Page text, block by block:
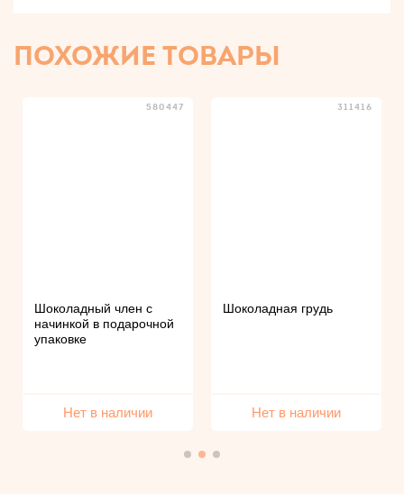
ПОХОЖИЕ ТОВАРЫ
580447
Шоколадный член с
начинкой в подарочной
упаковке
Нет в наличии
311416
Шоколадная грудь
Нет в наличии